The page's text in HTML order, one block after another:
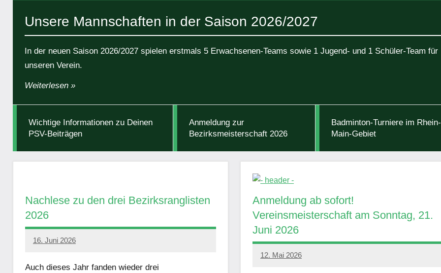
Unsere Mannschaften in der Saison 2026/2027
In der neuen Saison 2026/2027 spielen erstmals 5 Erwachsenen-Teams sowie 1 Jugend- und 1 Schüler-Team für
unseren Verein.
Weiterlesen
Wichtige Informationen zu Deinen
PSV-Beiträgen
Anmeldung zur
Bezirksmeisterschaft 2026
Badminton-Turniere im Rhein-
Main-Gebiet
Nachlese zu den drei Bezirksranglisten
2026
16. Juni 2026
Simon
Auch dieses Jahr fanden wieder drei
Anmeldung ab sofort!
Vereinsmeisterschaft am Sonntag, 21.
Juni 2026
12. Mai 2026
PSV